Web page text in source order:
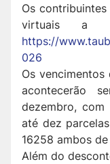
Os
virtuais a
https://
026
Os
acontecerão
dezembro,
até dez
16258 ambos
Além do